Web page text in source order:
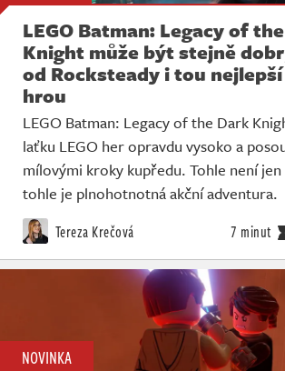
LEGO Batman: Legacy of
Knight může být stejně
od Rocksteady i tou nejlepší
hrou
LEGO Batman: Legacy of the Dark
laťku LEGO her opravdu vysoko a
mílovými kroky kupředu. Tohle není jen
tohle je plnohotnotná akční adventura.
Tereza Krečová 7 minut
NOVINKA